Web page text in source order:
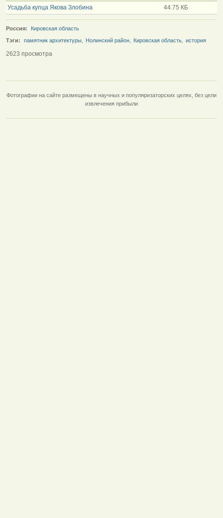
Усадьба купца Якова Злобина
44.75 КБ
Россия:
Кировская область
Тэги:
памятник архитектуры Нолинский район Кировская область история
2623 просмотра
Фотографии на сайте размещены в научных и популяризаторских целях, без цели
извлечения прибыли